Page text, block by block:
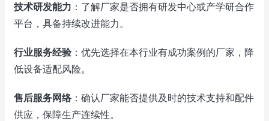
技术研发能力 ：了解厂家是否拥有研发中心或产学研合作
平台，具备持续改进能力。
行业服务经验 ：优先选择在本行业有成功案例的厂家，降
低设备适配风险。
售后服务网络：确认厂家能否提供及时的技术支持和配件
供应，保障生产连续性。